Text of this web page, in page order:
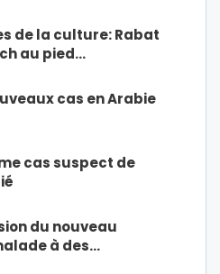
de la culture: Rabat
au pied…
cas en Arabie
cas suspect de
du nouveau
à des…